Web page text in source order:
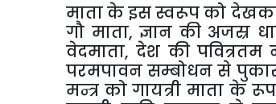
माता के इस स्वरूप को
गौ माता, ज्ञान की अजस्र
वेदमाता, देश की पवित्रतम
परमपावन सम्बोधन से पुकार
मन्त्र को गायत्री माता के